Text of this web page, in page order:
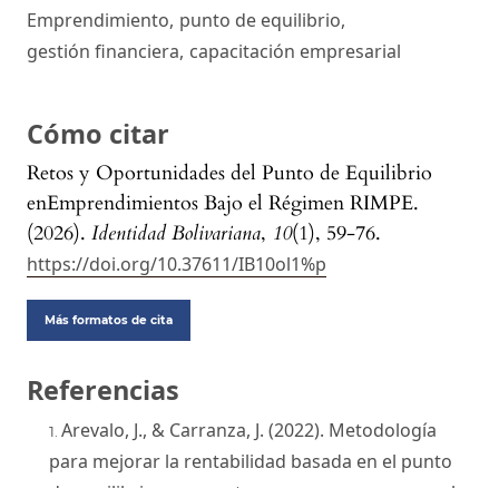
Emprendimiento, punto de equilibrio,
gestión financiera, capacitación empresarial
Cómo citar
Retos y Oportunidades del Punto de Equilibrio
enEmprendimientos Bajo el Régimen RIMPE.
(2026). Identidad Bolivariana, 10(1), 59-76.
https://doi.org/10.37611/IB10ol1%p
Más formatos de cita
Referencias
Arevalo, J., & Carranza, J. (2022). Metodología
para mejorar la rentabilidad basada en el punto